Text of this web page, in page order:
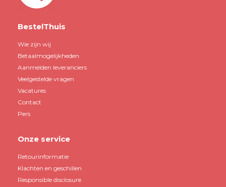
BestelThuis
Wie zijn wij
Betaalmogelijkheden
Aanmelden leveranciers
Veelgestelde vragen
Vacatures
Contact
Pers
Onze service
Retourinformatie
Klachten en geschillen
Responsible disclosure